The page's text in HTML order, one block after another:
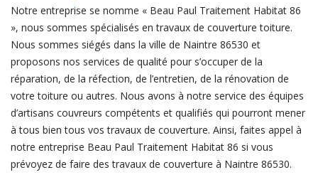
Notre entreprise se nomme « Beau Paul Traitement Habitat 86
», nous sommes spécialisés en travaux de couverture toiture.
Nous sommes siégés dans la ville de Naintre 86530 et
proposons nos services de qualité pour s’occuper de la
réparation, de la réfection, de l’entretien, de la rénovation de
votre toiture ou autres. Nous avons à notre service des équipes
d’artisans couvreurs compétents et qualifiés qui pourront mener
à tous bien tous vos travaux de couverture. Ainsi, faites appel à
notre entreprise Beau Paul Traitement Habitat 86 si vous
prévoyez de faire des travaux de couverture à Naintre 86530.